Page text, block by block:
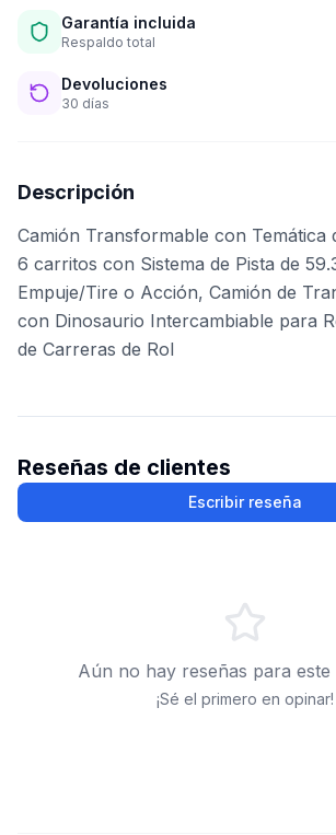
Garantía incluida
Respaldo total
Devoluciones
30 días
Descripción
Camión Transformable con Temática
6 carritos con Sistema de Pista de
Empuje/Tire o Acción, Camión de
con Dinosaurio Intercambiable para
de Carreras de Rol
Reseñas de clientes
Escribir reseña
Aún no hay reseñas para
¡Sé el primero en opinar!